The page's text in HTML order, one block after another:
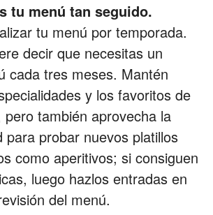
tu menú tan seguido.
tu menú por temporada.
decir que necesitas un
cada tres meses. Mantén
y los favoritos de
pero también aprovecha la
para probar nuevos platillos
como aperitivos; si consiguen
luego hazlos entradas en
del menú.